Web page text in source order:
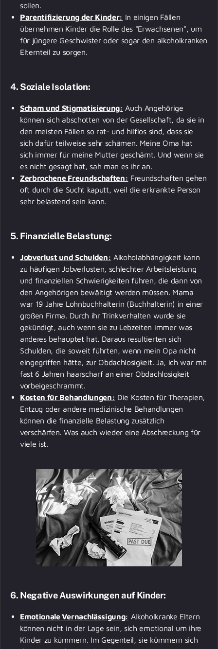
sollen.
Parentifizierung der Kinder: In einigen Fällen
übernehmen Kinder die Rolle des "Erwachsenen", um
für jüngere Geschwister oder sogar den alkoholkranken
Elternteil zu sorgen.
4. Soziale Isolation:
Scham und Stigmatisierung: Auch Angehörige
können sich abschotten von der Gesellschaft, da sie in
den meisten Fällen so rat- und hilflos sind, dass sie
sich dafür teilweise sehr schämen. Meine Oma hat
sich immer für meine Mutter geschämt. Und wenn sie
es nicht gesagt hat, sah man es ihr an.
Zerbrochene Freundschaften: Freundschaften gehen
oft durch die Sucht kaputt, weil die erkrankte Person
sehr belastend sein kann.
5. Finanzielle Belastung:
Jobverlust und Schulden: Alkoholabhängigkeit kann
zu häufigen Jobverlusten, schlechter Arbeitsleistung
und finanziellen Schwierigkeiten führen, die dann von
den Angehörigen bewältigt werden müssen. Mama
war 19 Jahre Lohnbuchhalterin (Buchhalterin) in einer
großen Firma. Durch ihr Trinkverhalten wurde sie
gekündigt, auch wenn sie zu Lebzeiten immer was
anderes behauptet hat. Daraus resultierten sich
Schulden, die soweit führten, wenn mein Opa nicht
eingegriffen hätte, zur Obdachlosigkeit. Ja, ich war mit
fast 6 Jahren haarscharf an einer Obdachlosigkeit
vorbeigeschrammt.
Kosten für Behandlungen: Die Kosten für Therapien,
Entzug oder andere medizinische Behandlungen
können die finanzielle Belastung zusätzlich
verschärfen. Was auch wieder eine Abschreckung für
viele ist.
6. Negative Auswirkungen auf Kinder:
Emotionale Vernachlässigung: Alkoholkranke Eltern
können nicht in der Lage sein, sich emotional um ihre
Kinder zu kümmern. Im Gegenteil, sie kümmern sich